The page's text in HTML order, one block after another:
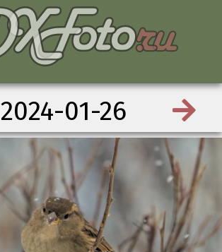
2024-01-26